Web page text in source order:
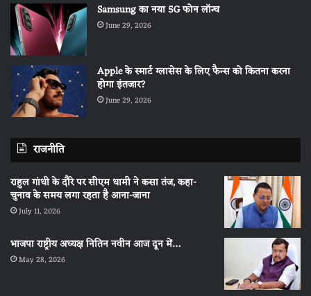
Samsung का नया 5G फोन लॉन्च
June 29, 2026
Apple के स्मार्ट ग्लासेस के लिए फैन्स को कितना करना
होगा इंतजार?
June 29, 2026
राजनीति
राहुल गांधी के दौरे पर सीएम धामी ने कसा तंज, कहा-
चुनाव के समय लगा रहता है आना-जाना
July 11, 2026
भाजपा राष्ट्रीय अध्यक्ष नितिन नवीन आज दून में…
May 28, 2026